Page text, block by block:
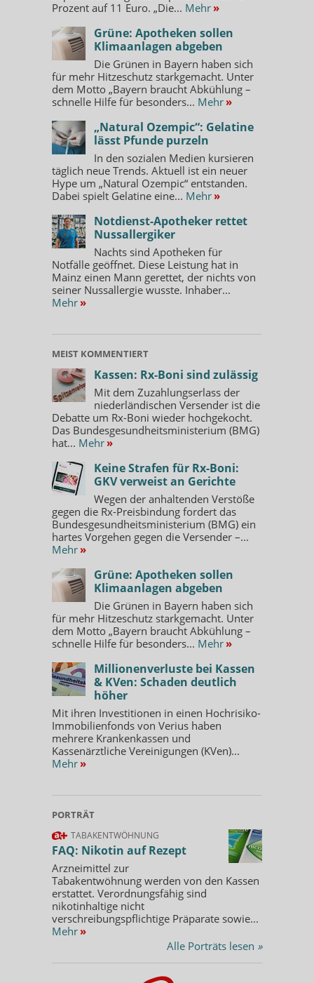
Prozent auf 11 Euro. „Die... Mehr »
Grüne: Apotheken sollen
Klimaanlagen abgeben
Die Grünen in Bayern haben sich
für mehr Hitzeschutz starkgemacht. Unter
dem Motto „Bayern braucht Abkühlung –
schnelle Hilfe für besonders... Mehr »
„Natural Ozempic“: Gelatine
lässt Pfunde purzeln
In den sozialen Medien kursieren
täglich neue Trends. Aktuell ist ein neuer
Hype um „Natural Ozempic“ entstanden.
Dabei spielt Gelatine eine... Mehr »
Notdienst-Apotheker rettet
Nussallergiker
Nachts sind Apotheken für
Notfälle geöffnet. Diese Leistung hat in
Mainz einen Mann gerettet, der nichts von
seiner Nussallergie wusste. Inhaber...
Mehr »
MEIST KOMMENTIERT
Kassen: Rx-Boni sind zulässig
Mit dem Zuzahlungserlass der
niederländischen Versender ist die
Debatte um Rx-Boni wieder hochgekocht.
Das Bundesgesundheitsministerium (BMG)
hat... Mehr »
Keine Strafen für Rx-Boni:
GKV verweist an Gerichte
Wegen der anhaltenden Verstöße
gegen die Rx-Preisbindung fordert das
Bundesgesundheitsministerium (BMG) ein
hartes Vorgehen gegen die Versender –...
Mehr »
Grüne: Apotheken sollen
Klimaanlagen abgeben
Die Grünen in Bayern haben sich
für mehr Hitzeschutz starkgemacht. Unter
dem Motto „Bayern braucht Abkühlung –
schnelle Hilfe für besonders... Mehr »
Millionenverluste bei Kassen
& KVen: Schaden deutlich
höher
Mit ihren Investitionen in einen Hochrisiko-
Immobilienfonds von Verius haben
mehrere Krankenkassen und
Kassenärztliche Vereinigungen (KVen)...
Mehr »
PORTRÄT
TABAKENTWÖHNUNG
FAQ: Nikotin auf Rezept
Arzneimittel zur
Tabakentwöhnung werden von den Kassen
erstattet. Verordnungsfähig sind
nikotinhaltige nicht
verschreibungspflichtige Präparate sowie...
Mehr »
Alle Porträts lesen »